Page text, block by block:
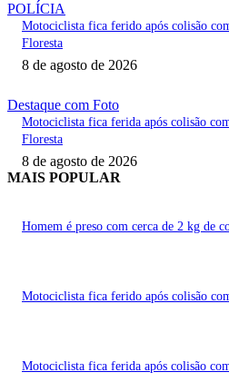
POLÍCIA
Motociclista fica ferido após colisão
Floresta
8 de agosto de 2026
Destaque com Foto
Motociclista fica ferida após colisão
Floresta
8 de agosto de 2026
MAIS POPULAR
Homem é preso com cerca de 2 kg de
Motociclista fica ferido após colisão
Motociclista fica ferida após colisão